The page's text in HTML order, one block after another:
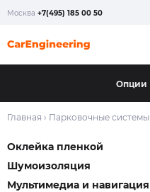
Москва +7(495) 185 00 50
Опции
Главная › Парковочные системы
Оклейка пленкой
Шумоизоляция
Мультимедиа и навигация